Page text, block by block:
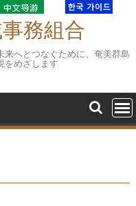
務組合
へとつなぐために、奄美群島
をめざします